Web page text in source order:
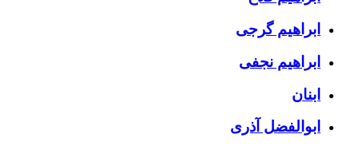
ابراهیم گرجی
ابراهیم نجفی
ابنان
ابوالفضل آذری